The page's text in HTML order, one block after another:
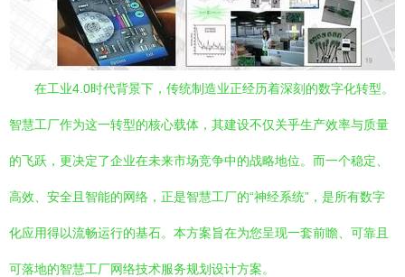
在工业4.0时代背景下，传统制造业正经历着深刻的数字化转型。
智慧工厂作为这一转型的核心载体，其建设不仅关乎生产效率与质量
的飞跃，更决定了企业在未来市场竞争中的战略地位。而一个稳定、
高效、安全且智能的网络，正是智慧工厂的“神经系统”，是所有数字
化应用得以流畅运行的基石。本方案旨在为您呈现一套前瞻、可靠且
可落地的智慧工厂网络技术服务规划设计方案。